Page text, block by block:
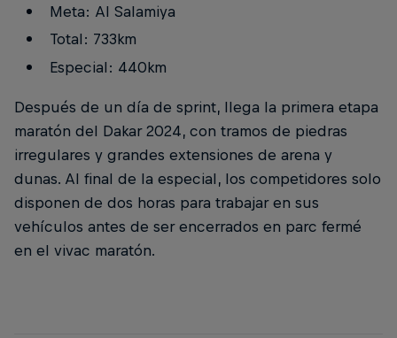
Meta: Al Salamiya
Total: 733km
Especial: 440km
Después de un día de sprint, llega la primera etapa
maratón del Dakar 2024, con tramos de piedras
irregulares y grandes extensiones de arena y
dunas. Al final de la especial, los competidores solo
disponen de dos horas para trabajar en sus
vehículos antes de ser encerrados en parc fermé
en el vivac maratón.